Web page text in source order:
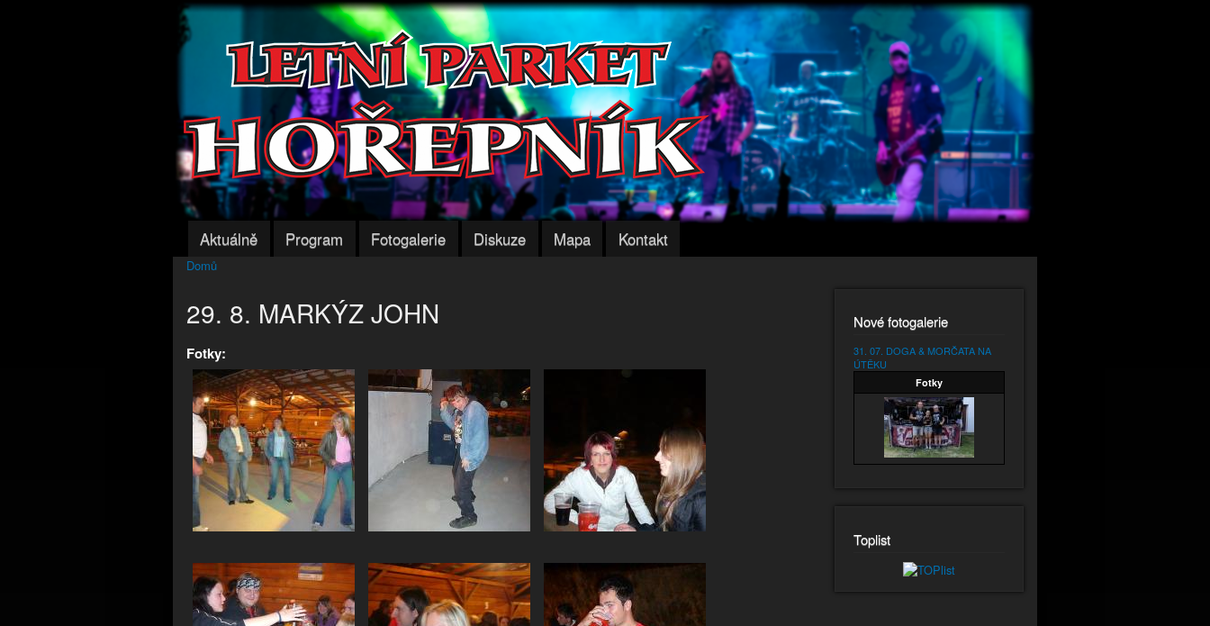
Přejít k
obsahu
Hlavní menu
Aktuálně Program Fotogalerie Diskuze Mapa Kontakt
Domů
29. 8. MARKÝZ JOHN
Fotky:
Nové fotogalerie
31. 07. DOGA & MORČATA NA
ÚTĚKU
Fotky
Toplist